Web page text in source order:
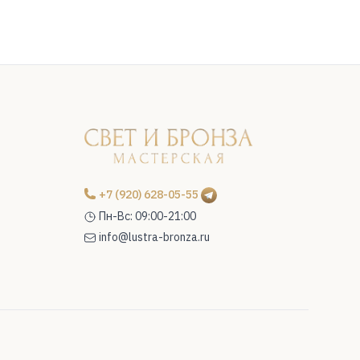
+7 (920) 628-05-55
Пн-Вс: 09:00-21:00
info@lustra-bronza.ru